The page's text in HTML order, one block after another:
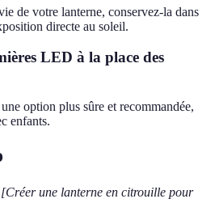
de votre lanterne, conservez-la dans
directe au soleil.
LED à la place des
option plus sûre et recommandée,
enfants.
[Créer une lanterne en citrouille pour